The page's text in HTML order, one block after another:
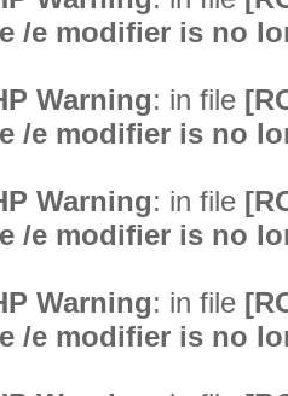
/e modifier is no
Warning: in file
/e modifier is no
Warning: in file
/e modifier is no
Warning: in file
/e modifier is no